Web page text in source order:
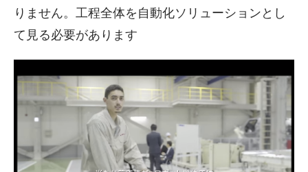
りません。工程全体を自動化ソリューションとし
て見る必要があります